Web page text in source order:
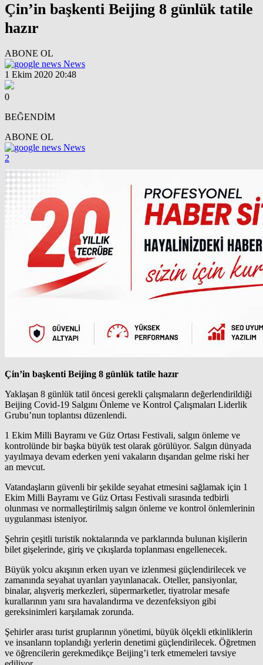
Çin’in başkenti Beijing 8 günlük tatile
hazır
ABONE OL
News
1 Ekim 2020 20:48
0
BEĞENDİM
ABONE OL
News
2
Çin’in başkenti Beijing 8 günlük tatile hazır
Yaklaşan 8 günlük tatil öncesi gerekli çalışmaların değerlendirildiği
Beijing Covid-19 Salgını Önleme ve Kontrol Çalışmaları Liderlik
Grubu’nun toplantısı düzenlendi.
1 Ekim Milli Bayramı ve Güz Ortası Festivali, salgın önleme ve
kontrolünde bir başka büyük test olarak görülüyor. Salgın dünyada
yayılmaya devam ederken yeni vakaların dışarıdan gelme riski her
an mevcut.
Vatandaşların güvenli bir şekilde seyahat etmesini sağlamak için 1
Ekim Milli Bayramı ve Güz Ortası Festivali sırasında tedbirli
olunması ve normalleştirilmiş salgın önleme ve kontrol önlemlerinin
uygulanması isteniyor.
Şehrin çeşitli turistik noktalarında ve parklarında bulunan kişilerin
bilet gişelerinde, giriş ve çıkışlarda toplanması engellenecek.
Büyük yolcu akışının erken uyarı ve izlenmesi güçlendirilecek ve
zamanında seyahat uyarıları yayınlanacak. Oteller, pansiyonlar,
binalar, alışveriş merkezleri, süpermarketler, tiyatrolar mesafe
kurallarının yanı sıra havalandırma ve dezenfeksiyon gibi
gereksinimleri karşılamak zorunda.
Şehirler arası turist gruplarının yönetimi, büyük ölçekli etkinliklerin
ve insanların toplandığı yerlerin denetimi güçlendirilecek. Öğretmen
ve öğrencilerin gerekmedikçe Beijing’i terk etmemeleri tavsiye